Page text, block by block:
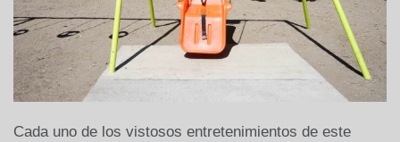
Cada uno de los vistosos entretenimientos de este